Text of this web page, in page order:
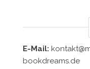
E-Mail:
bookdreams.de